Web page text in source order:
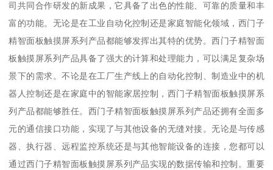
司共同合作研发的新成果，它具备了出色的性能、可靠的质量和丰
富的功能。无论是在工业自动化控制还是家庭智能化领域，西门子
精智面板触摸屏系列产品都能够发挥出其特的优势。西门子精智面
板触摸屏系列产品具备了强大的计算和处理能力，可以满足复杂场
景下的需求。不论是在工厂生产线上的自动化控制、制造业中的机
器人控制还是在家庭中的智能家居控制，西门子精智面板触摸屏系
列产品都能够胜任。西门子精智面板触摸屏系列产品还拥有全面多
元的通信接口功能，实现了与其他设备的无缝对接。无论是与传感
器、执行器、远程监控系统还是与其他智能设备的连接，您都可以
通过西门子精智面板触摸屏系列产品实现的数据传输和控制。重要